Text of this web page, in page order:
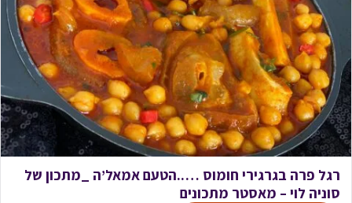
רגל פרה בגרגירי חומוס …..הטעם אמאל’ה _מתכון של
סוניה לוי – מאסטר מתכונים